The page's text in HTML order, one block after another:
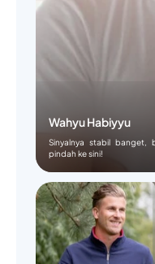
Wahyu Habiyyu
Sinyalnya stabil banget,
pindah ke sini!